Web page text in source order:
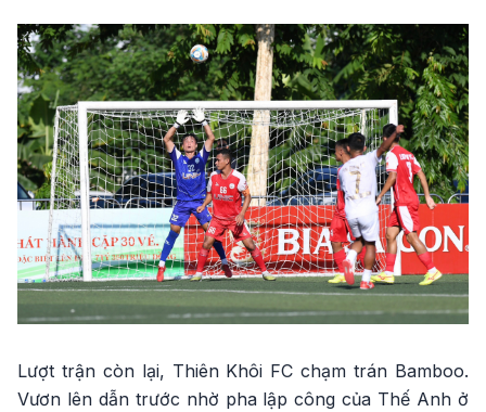
Lượt trận còn lại, Thiên Khôi FC chạm trán Bamboo.
Vươn lên dẫn trước nhờ pha lập công của Thế Anh ở